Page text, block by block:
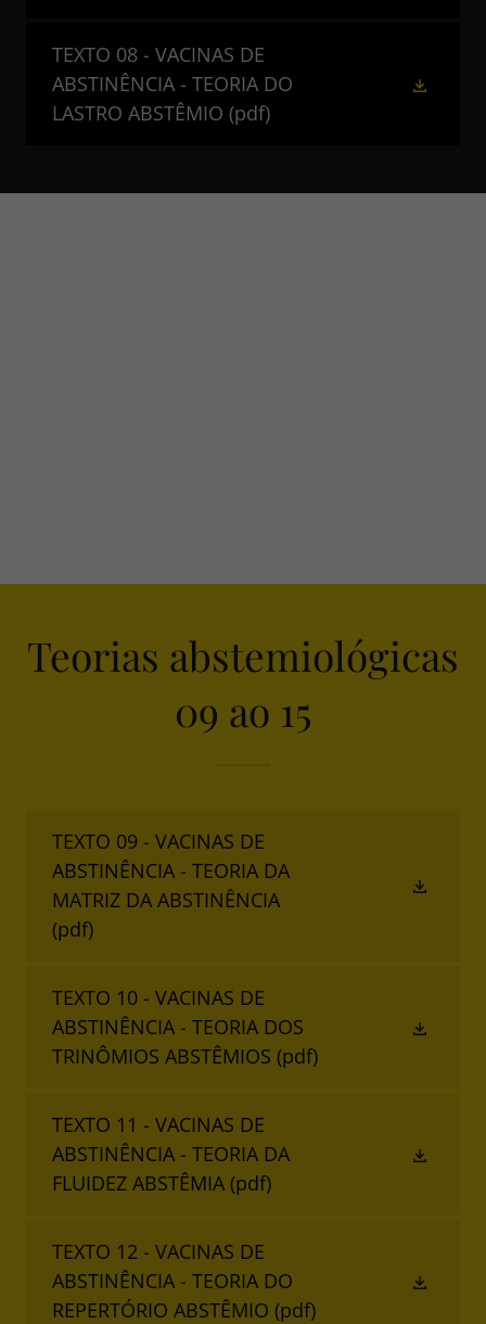
TEXTO 08 - VACINAS DE
ABSTINÊNCIA - TEORIA DO
LASTRO ABSTÊMIO (pdf)
Teorias abstemiológicas
09 ao 15
TEXTO 09 - VACINAS DE
ABSTINÊNCIA - TEORIA DA
MATRIZ DA ABSTINÊNCIA
(pdf)
TEXTO 10 - VACINAS DE
ABSTINÊNCIA - TEORIA DOS
TRINÔMIOS ABSTÊMIOS (pdf)
TEXTO 11 - VACINAS DE
ABSTINÊNCIA - TEORIA DA
FLUIDEZ ABSTÊMIA (pdf)
TEXTO 12 - VACINAS DE
ABSTINÊNCIA - TEORIA DO
REPERTÓRIO ABSTÊMIO (pdf)